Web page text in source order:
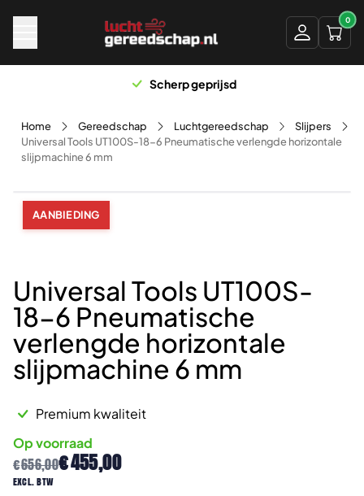
0
Scherp geprijsd
Home Gereedschap Luchtgereedschap
Slijpers
Universal Tools UT100S-18-6 Pneumatische verlengde horizontale
slijpmachine 6 mm
AANBIEDING
Universal Tools UT100S-
18-6 Pneumatische
verlengde horizontale
slijpmachine 6 mm
€656,00
Oorspronkelijke
prijs
€455,00
Huidige
prijs
excl. btw
Premium kwaliteit
Op voorraad